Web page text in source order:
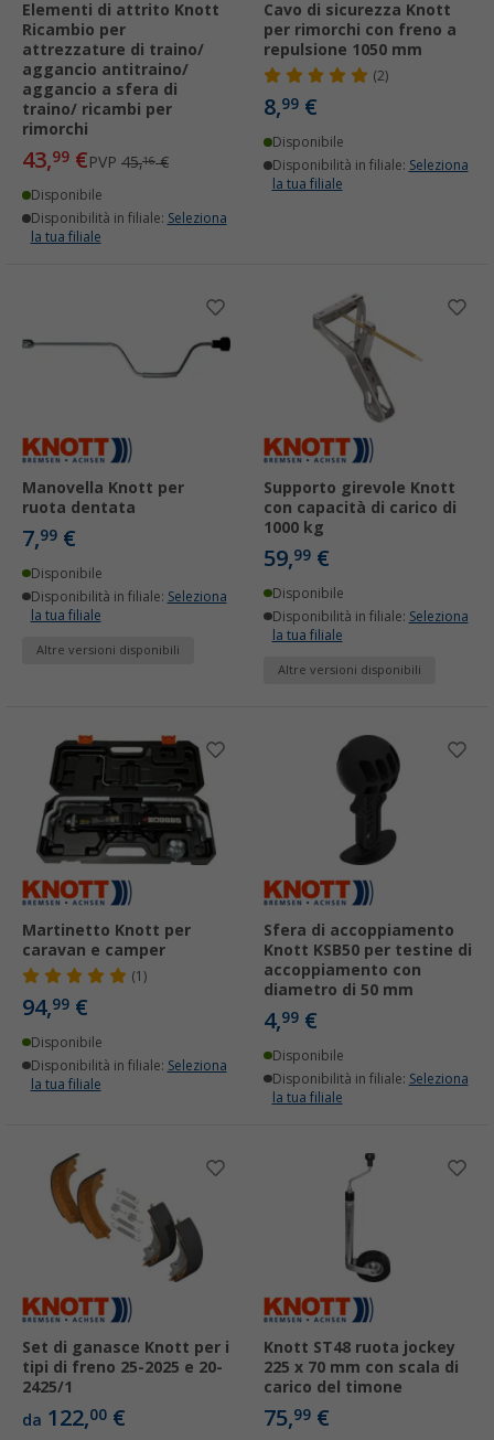
Elementi di attrito Knott
Ricambio per
attrezzature di traino/
aggancio antitraino/
aggancio a sfera di
traino/ ricambi per
rimorchi
43,99 €PVP 45,16€
Disponibile
Disponibilità in filiale: Seleziona
la tua filiale
Cavo di sicurezza Knott
per rimorchi con freno a
repulsione 1050 mm
(2)
8,99 €
Disponibile
Disponibilità in filiale: Seleziona
la tua filiale
Manovella Knott per
ruota dentata
7,99 €
Disponibile
Disponibilità in filiale: Seleziona
la tua filiale
Altre versioni disponibili
Supporto girevole Knott
con capacità di carico di
1000 kg
59,99 €
Disponibile
Disponibilità in filiale: Seleziona
la tua filiale
Altre versioni disponibili
Martinetto Knott per
caravan e camper
(1)
94,99 €
Disponibile
Disponibilità in filiale: Seleziona
la tua filiale
Sfera di accoppiamento
Knott KSB50 per testine di
accoppiamento con
diametro di 50 mm
4,99 €
Disponibile
Disponibilità in filiale: Seleziona
la tua filiale
Set di ganasce Knott per i
tipi di freno 25-2025 e 20-
2425/1
da 122,00 €
Knott ST48 ruota jockey
225 x 70 mm con scala di
carico del timone
75,99 €